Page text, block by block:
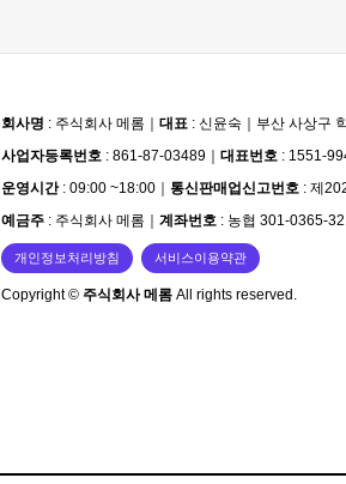
회사명 : 주식회사 메롬 ｜ 대표 : 신윤숙 ｜ 부산 사상구
사업자등록번호 : 861-87-03489 ｜ 대표번호 : 1551-
운영시간: 09:00 ~18:00 ｜ 통신판매업신고번호 : 제
예금주 : 주식회사 메롬 ｜ 계좌번호 : 농협 301-0365-
개인정보처리방침 서비스이용약관
Copyright © 주식회사 메롬 All rights reserved.